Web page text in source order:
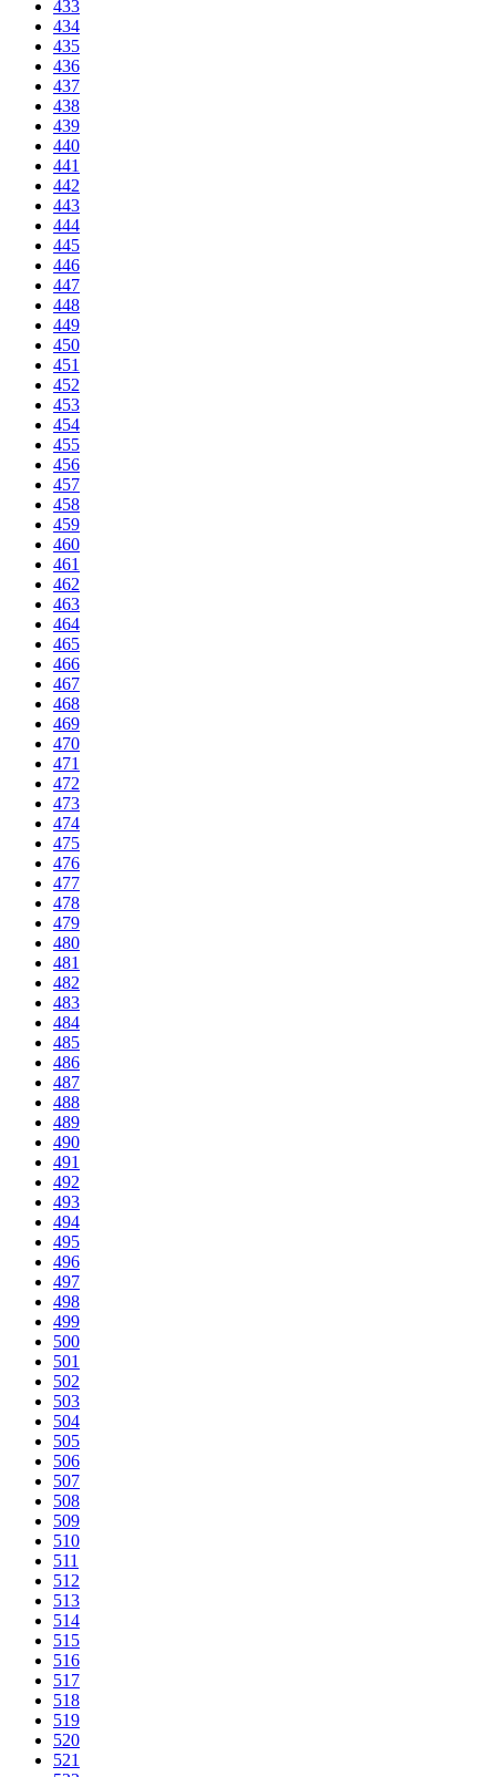
433
434
435
436
437
438
439
440
441
442
443
444
445
446
447
448
449
450
451
452
453
454
455
456
457
458
459
460
461
462
463
464
465
466
467
468
469
470
471
472
473
474
475
476
477
478
479
480
481
482
483
484
485
486
487
488
489
490
491
492
493
494
495
496
497
498
499
500
501
502
503
504
505
506
507
508
509
510
511
512
513
514
515
516
517
518
519
520
521